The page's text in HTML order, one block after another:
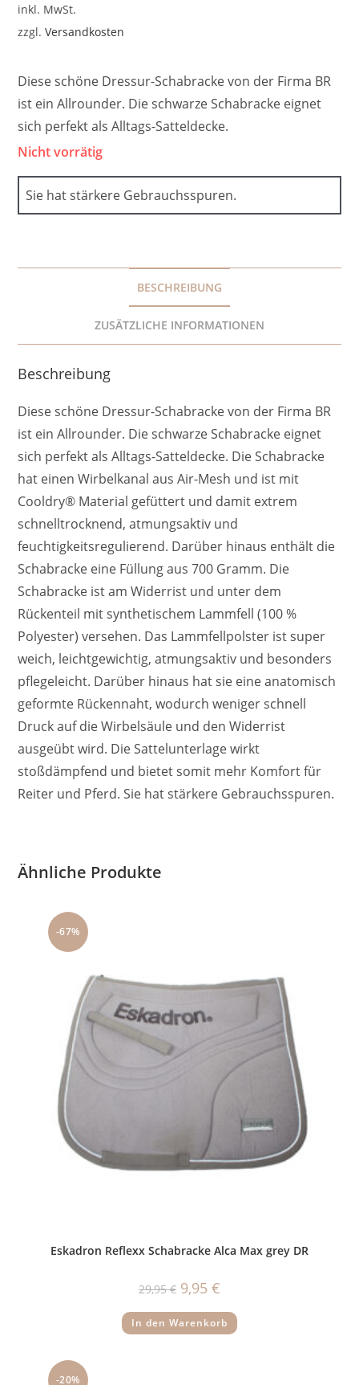
inkl. MwSt.
zzgl.Versandkosten
Diese schöne Dressur-Schabracke von der Firma BR
ist ein Allrounder. Die schwarze Schabracke eignet
sich perfekt als Alltags-Satteldecke.
Nicht vorrätig
Sie hat stärkere Gebrauchsspuren.
BESCHREIBUNG
ZUSÄTZLICHE INFORMATIONEN
Beschreibung
Diese schöne Dressur-Schabracke von der Firma BR
ist ein Allrounder. Die schwarze Schabracke eignet
sich perfekt als Alltags-Satteldecke. Die Schabracke
hat einen Wirbelkanal aus Air-Mesh und ist mit
Cooldry® Material gefüttert und damit extrem
schnelltrocknend, atmungsaktiv und
feuchtigkeitsregulierend. Darüber hinaus enthält die
Schabracke eine Füllung aus 700 Gramm. Die
Schabracke ist am Widerrist und unter dem
Rückenteil mit synthetischem Lammfell (100 %
Polyester) versehen. Das Lammfellpolster ist super
weich, leichtgewichtig, atmungsaktiv und besonders
pflegeleicht. Darüber hinaus hat sie eine anatomisch
geformte Rückennaht, wodurch weniger schnell
Druck auf die Wirbelsäule und den Widerrist
ausgeübt wird. Die Sattelunterlage wirkt
stoßdämpfend und bietet somit mehr Komfort für
Reiter und Pferd. Sie hat stärkere Gebrauchsspuren.
Ähnliche Produkte
-67%
Eskadron Reflexx Schabracke Alca Max grey DR
29,95€ Ursprünglicher
Preis
29,95 €
9,95 €
9,95 €.
In den Warenkorb
-20%